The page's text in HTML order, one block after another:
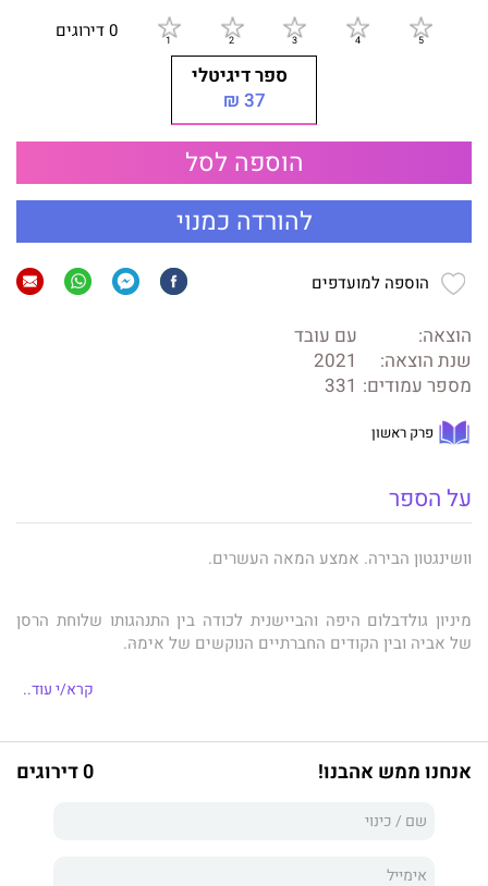
0 דירוגים
ספר דיגיטלי
37 ₪
הוספה לסל
להורדה כמנוי
הוספה למועדפים
הוצאה:
עם עובד
שנת הוצאה:
2021
מספר עמודים: 331
פרק ראשון
על הספר
וושינגטון הבירה. אמצע המאה העשרים.
מיניון גולדבלום היפה והביישנית לכודה בין התנהגותו שלוחת הרסן
של אביה ובין הקודים החברתיים הנוקשים של אימהּ.
נישואיה להרולד, גבר יפה תואר, מבריק אך עם בעיות משלו,
השחורה שעובדת בבית המשפחה, דרך לב מחוז האפליה הגזעית.
במיאמי ביץ', שם חוקי הגירושין נוחים יותר, ועל רקע פס הקול של
קרא/י עוד..
אנחנו ממש אהבנו! 0 דירוגים